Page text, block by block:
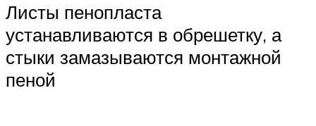
Листы пенопласта
устанавливаются в обрешетку, а
стыки замазываются монтажной
пеной